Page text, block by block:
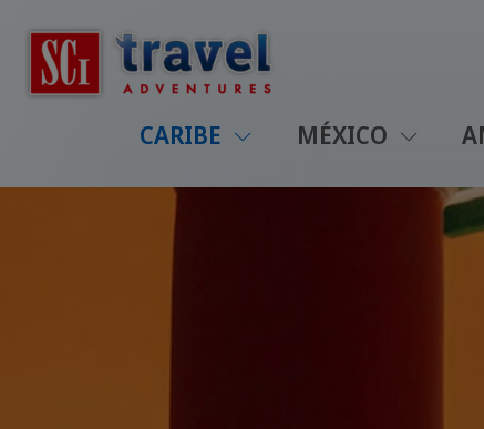
CARIBE MÉXICO